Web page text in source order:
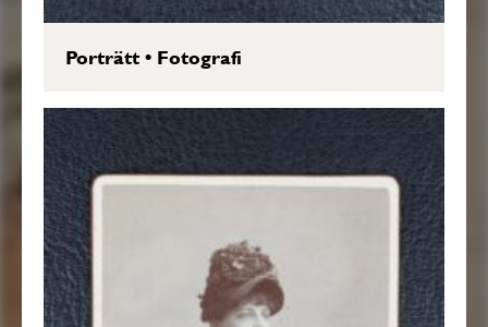
Porträtt• Fotografi